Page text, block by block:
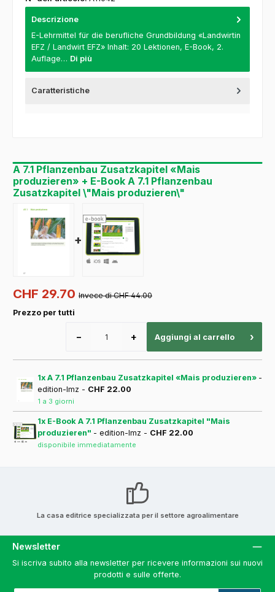
Descrizione
E-Lehrmittel für die berufliche Grundbildung «Landwirtin
EFZ / Landwirt EFZ» Inhalt: 20 Lektionen, E-Book, 2.
Auflage… Di più
Caratteristiche
A 7.1 Pflanzenbau Zusatzkapitel «Mais
produzieren» + E-Book A 7.1 Pflanzenbau
Zusatzkapitel \"Mais produzieren\"
+
CHF 29.70 Invece di CHF 44.00
Prezzo per tutti
− + Aggiungi al carrello ›
1x A 7.1 Pflanzenbau Zusatzkapitel «Mais produzieren» -
edition-lmz - CHF 22.00
1 a 3 giorni
1x E-Book A 7.1 Pflanzenbau Zusatzkapitel "Mais
produzieren" - edition-lmz - CHF 22.00
disponibile immediatamente
La casa editrice specializzata per il settore agroalimentare
Newsletter
Si iscriva subito alla newsletter per ricevere informazioni sui nuovi
prodotti e sulle offerte.